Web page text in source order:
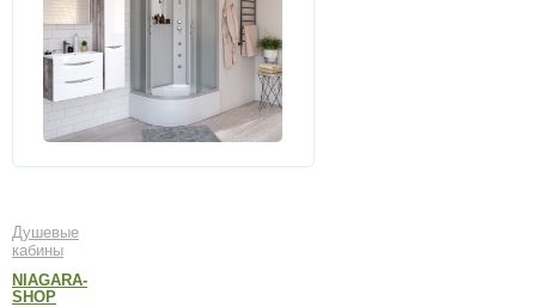
Душевые
кабины
NIAGARA-
SHOP